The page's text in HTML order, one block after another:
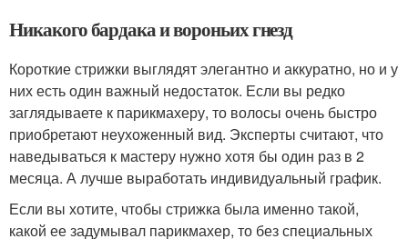
Никакого бардака и вороньих гнезд
Короткие стрижки выглядят элегантно и аккуратно, но и у
них есть один важный недостаток. Если вы редко
заглядываете к парикмахеру, то волосы очень быстро
приобретают неухоженный вид. Эксперты считают, что
наведываться к мастеру нужно хотя бы один раз в 2
месяца. А лучше выработать индивидуальный график.
Если вы хотите, чтобы стрижка была именно такой,
какой ее задумывал парикмахер, то без специальных